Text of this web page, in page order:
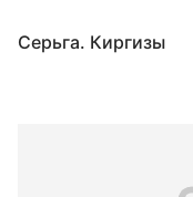
Серьга. Киргизы